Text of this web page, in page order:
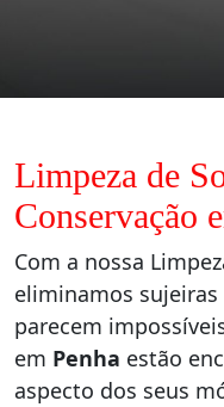
Limpeza de
Conservação
Com a nossa
eliminamos
parecem
em Penha estão
aspecto dos seus